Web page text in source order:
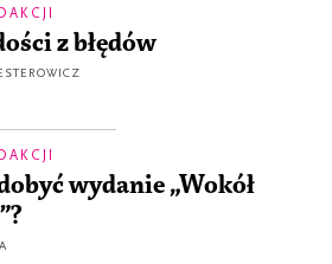
z błędów
wydanie „Wokół